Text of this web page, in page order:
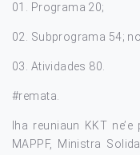
01. Programa 20;
02. Subprograma 54; no
03. Atividades 80.
#remata
Iha reuniaun KKT
MAPPF, Ministra